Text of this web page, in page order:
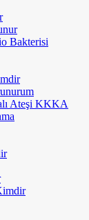
Bakterisi
Ateşi KKKA